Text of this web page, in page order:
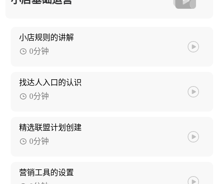
小店规则的讲解
0分钟
找达人入口的认识
0分钟
精选联盟计划创建
0分钟
营销工具的设置